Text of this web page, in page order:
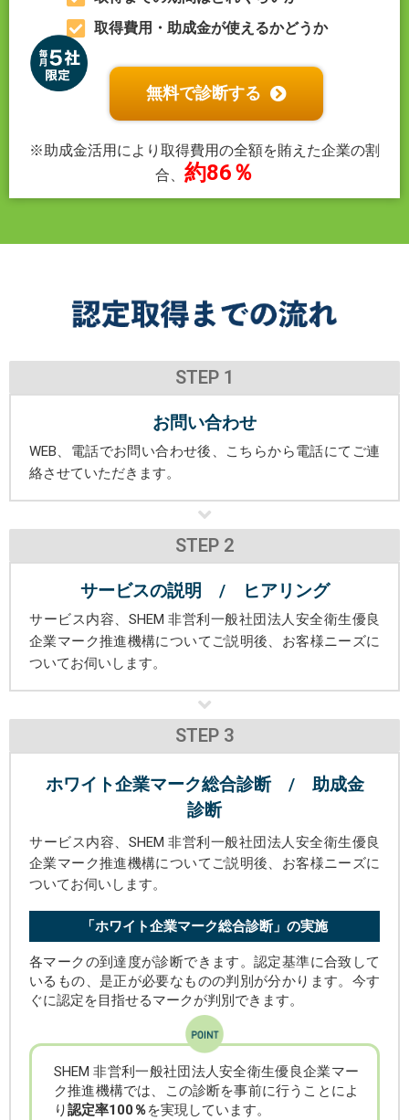
取得費用・助成金が使えるかどうか
無料で診断する
※助成金活用により取得費用の全額を賄えた企業の割
合、 約86％
STEP 1
お問い合わせ
WEB、電話でお問い合わせ後、こちらから電話にてご連
絡させていただきます。
STEP 2
サービスの説明 / ヒアリング
サービス内容、SHEM 非営利一般社団法人安全衛生優良
企業マーク推進機構についてご説明後、お客様ニーズに
ついてお伺いします。
STEP 3
ホワイト企業マーク総合診断 / 助成金
診断
サービス内容、SHEM 非営利一般社団法人安全衛生優良
企業マーク推進機構についてご説明後、お客様ニーズに
ついてお伺いします。
「ホワイト企業マーク総合診断」の実施
各マークの到達度が診断できます。認定基準に合致して
いるもの、是正が必要なものの判別が分かります。今す
ぐに認定を目指せるマークが判別できます。
SHEM 非営利一般社団法人安全衛生優良企業マー
ク推進機構では、この診断を事前に行うことによ
り認定率100％を実現しています。